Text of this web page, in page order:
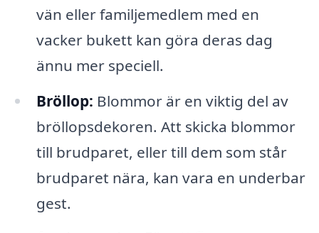
vän eller familjemedlem med en
vacker bukett kan göra deras dag
ännu mer speciell.
Bröllop: Blommor är en viktig del av
bröllopsdekoren. Att skicka blommor
till brudparet, eller till dem som står
brudparet nära, kan vara en underbar
gest.